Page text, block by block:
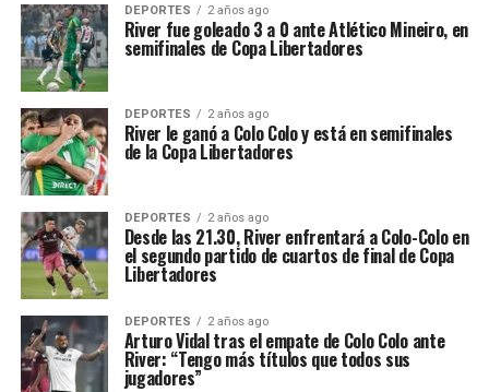
DEPORTES 2 años ago
River fue goleado 3 a 0 ante Atlético Mineiro, en
semifinales de Copa Libertadores
DEPORTES 2 años ago
River le ganó a Colo Colo y está en semifinales
de la Copa Libertadores
DEPORTES 2 años ago
Desde las 21.30, River enfrentará a Colo-Colo en
el segundo partido de cuartos de final de Copa
Libertadores
DEPORTES 2 años ago
Arturo Vidal tras el empate de Colo Colo ante
River: “Tengo más títulos que todos sus
jugadores”